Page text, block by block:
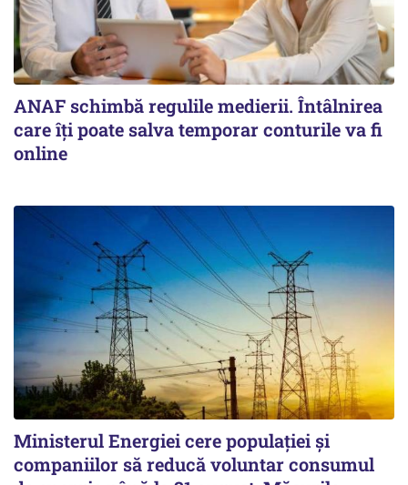
ANAF schimbă regulile medierii. Întâlnirea
care îți poate salva temporar conturile va fi
online
Ministerul Energiei cere populației și
companiilor să reducă voluntar consumul